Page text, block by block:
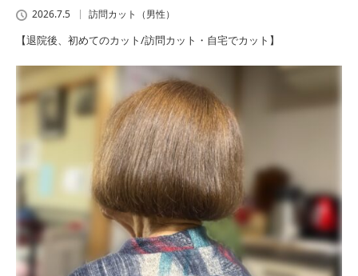
2026.7.5 訪問カット（男性）
【退院後、初めてのカット/訪問カット・自宅でカット】